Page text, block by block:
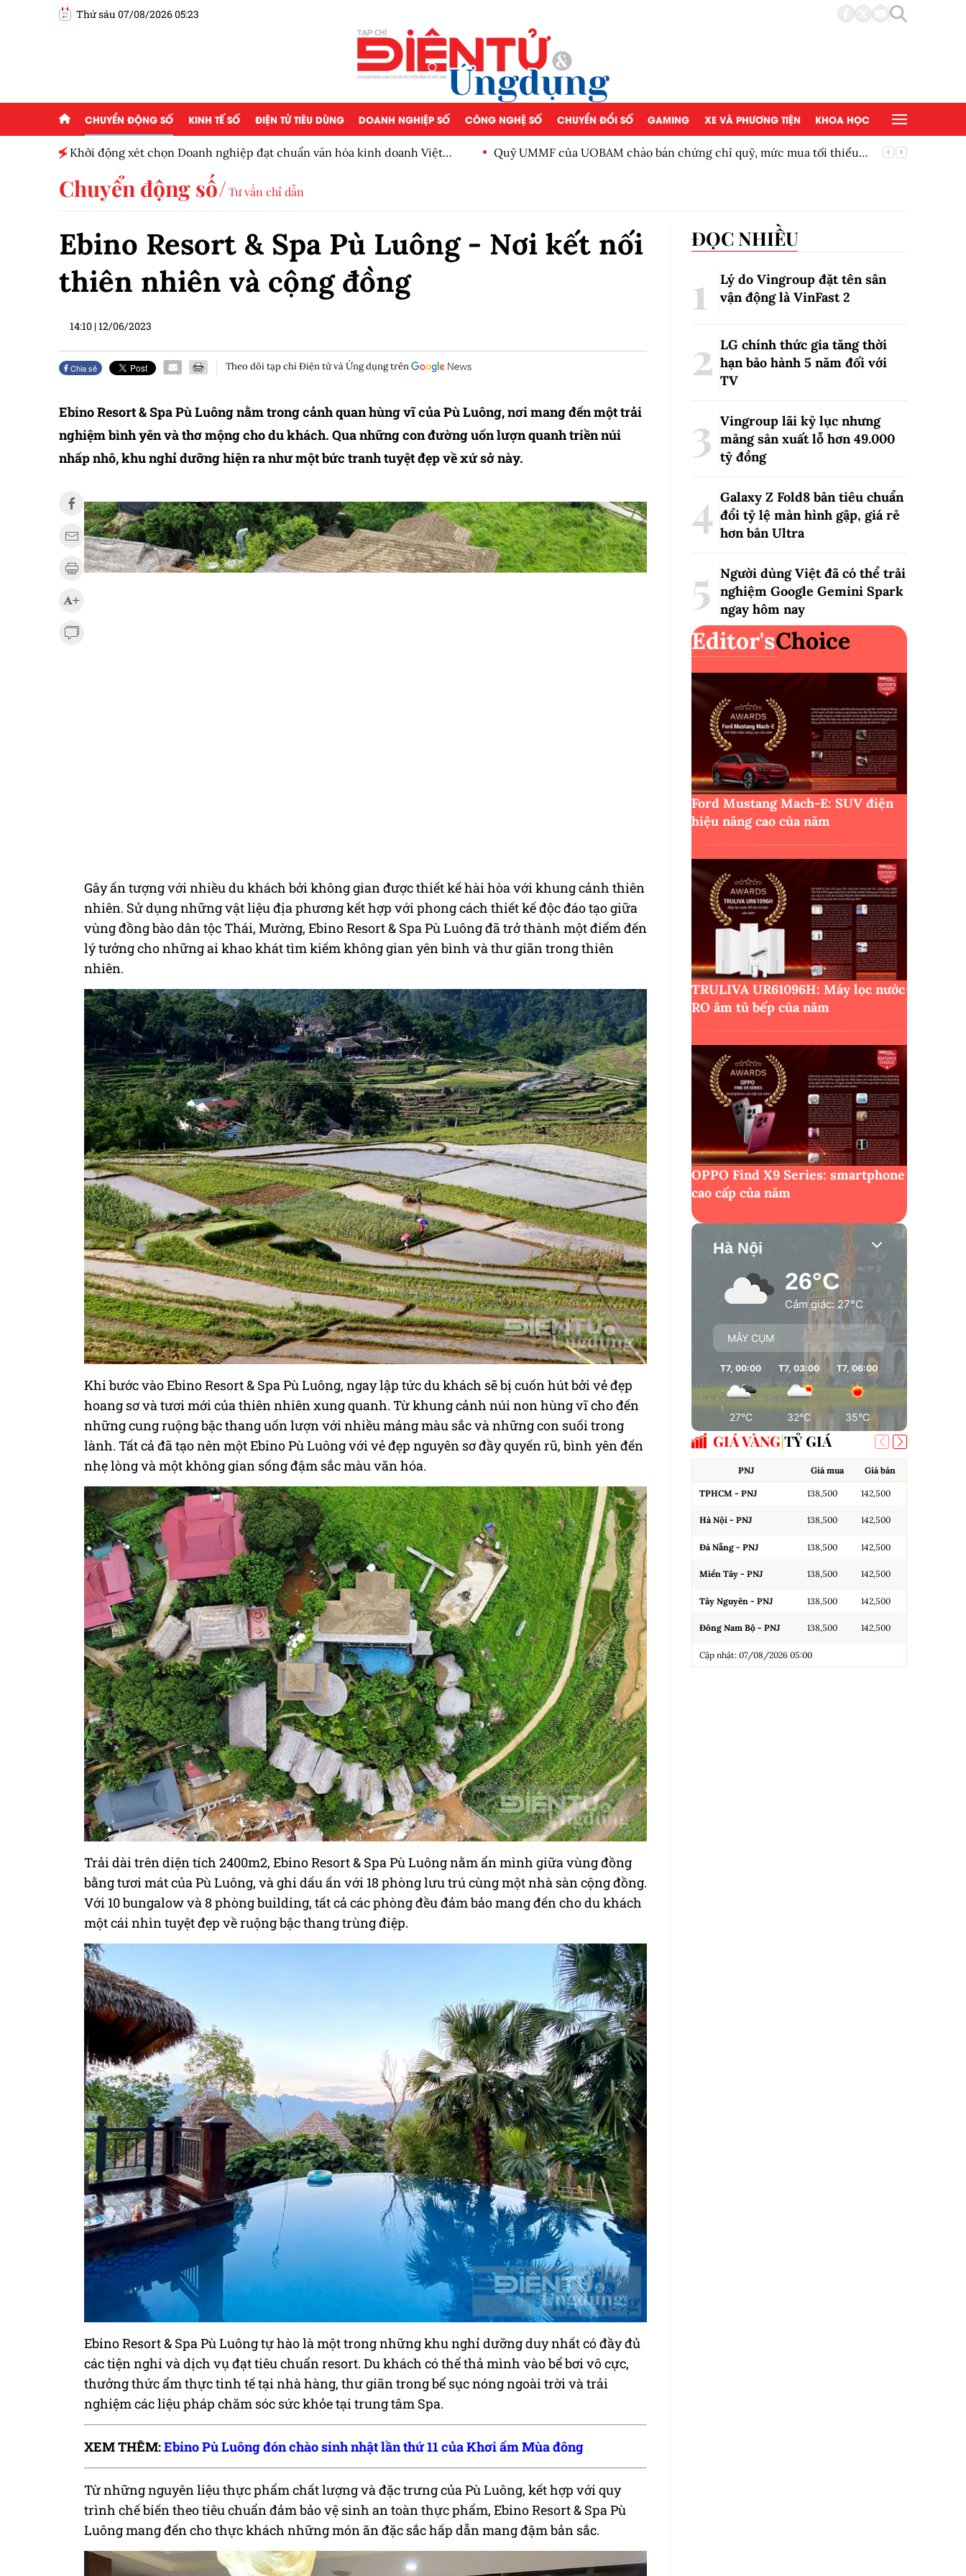
Thứ sáu 07/08/2026 05:23
CHUYỂN ĐỘNG SỐ KINH TẾ SỐ ĐIỆN TỬ TIÊU DÙNG DOANH NGHIỆP SỐ CÔNG NGHỆ SỐ CHUYỂN ĐỔI SỐ GAMING XE VÀ PHƯƠNG TIỆN KHOA HỌC
Doanh nghiệp đạt chuẩn văn hóa kinh doanh Việt
Quỹ UMMF của UOBAM chào bán chứng chỉ quỹ, mức mua tối thiểu
Siêu phẩm Black Myth: Wukong giảm
Chuyển động số Tư vấn chỉ dẫn
Ebino Resort & Spa Pù Luông - Nơi kết nối
thiên nhiên và cộng đồng
14:10 |12/06/2023
Chia sẻ Theo dõi tạp chí Điện tử và Ứng dụng trên
Ebino Resort & Spa Pù Luông nằm trong cảnh quan hùng vĩ của Pù Luông, nơi mang đến một trải
nghiệm bình yên và thơ mộng cho du khách. Qua những con đường uốn lượn quanh triền núi
nhấp nhô, khu nghỉ dưỡng hiện ra như một bức tranh tuyệt đẹp về xứ sở này.
Gây ấn tượng với nhiều du khách bởi không gian được thiết kế hài hòa với khung cảnh thiên
nhiên. Sử dụng những vật liệu địa phương kết hợp với phong cách thiết kế độc đáo tạo giữa
vùng đồng bào dân tộc Thái, Mường, Ebino Resort & Spa Pù Luông đã trở thành một điểm đến
lý tưởng cho những ai khao khát tìm kiếm không gian yên bình và thư giãn trong thiên
nhiên.
Khi bước vào Ebino Resort & Spa Pù Luông, ngay lập tức du khách sẽ bị cuốn hút bởi vẻ đẹp
hoang sơ và tươi mới của thiên nhiên xung quanh. Từ khung cảnh núi non hùng vĩ cho đến
những cung ruộng bậc thang uốn lượn với nhiều mảng màu sắc và những con suối trong
lành. Tất cả đã tạo nên một Ebino Pù Luông với vẻ đẹp nguyên sơ đầy quyến rũ, bình yên đến
nhẹ lòng và một không gian sống đậm sắc màu văn hóa.
Trải dài trên diện tích 2400m2, Ebino Resort & Spa Pù Luông nằm ẩn mình giữa vùng đồng
bằng tươi mát của Pù Luông, và ghi dấu ấn với 18 phòng lưu trú cùng một nhà sàn cộng đồng.
Với 10 bungalow và 8 phòng building, tất cả các phòng đều đảm bảo mang đến cho du khách
một cái nhìn tuyệt đẹp về ruộng bậc thang trùng điệp.
Ebino Resort & Spa Pù Luông tự hào là một trong những khu nghỉ dưỡng duy nhất có đầy đủ
các tiện nghi và dịch vụ đạt tiêu chuẩn resort. Du khách có thể thả mình vào bể bơi vô cực,
thưởng thức ẩm thực tinh tế tại nhà hàng, thư giãn trong bể sục nóng ngoài trời và trải
nghiệm các liệu pháp chăm sóc sức khỏe tại trung tâm Spa.
XEM THÊM:Ebino Pù Luông đón chào sinh nhật lần thứ 11 của Khơi ấm Mùa đông
Từ những nguyên liệu thực phẩm chất lượng và đặc trưng của Pù Luông, kết hợp với quy
trình chế biến theo tiêu chuẩn đảm bảo vệ sinh an toàn thực phẩm, Ebino Resort & Spa Pù
Luông mang đến cho thực khách những món ăn đặc sắc hấp dẫn mang đậm bản sắc.
ĐỌC NHIỀU
Lý do Vingroup đặt tên sân
vận động là VinFast2
LG chính thức gia tăng thời
hạn bảo hành 5 năm đối với
TV
Vingroup lãi kỷ lục nhưng
mảng sản xuất lỗ hơn 49.000
tỷ đồng
Galaxy Z Fold8 bản tiêu chuẩn
đổi tỷ lệ màn hình gập, giá rẻ
hơn bản Ultra
Người dùng Việt đã có thể trải
nghiệm Google Gemini Spark
ngay hôm nay
Editor'sChoice
Ford Mustang Mach-E: SUV điện
hiệu năng cao của năm
TRULIVA UR61096H: Máy lọc nước
RO âm tủ bếp của năm
OPPO Find X9 Series: smartphone
cao cấp của năm
Hà Nội
26°C
Cảm giác: 27°C
MÂY CỤM
T7, 00:00
27°C
T7, 03:00
32°C
T7, 06:00
35°C
GIÁ VÀNG TỶ GIÁ
PNJ Giá mua Giá bán
TPHCM - PNJ 138,500 142,500
Hà Nội - PNJ 138,500 142,500
Đà Nẵng - PNJ 138,500 142,500
Miền Tây - PNJ 138,500 142,500
Tây Nguyên - PNJ 138,500 142,500
Đông Nam Bộ - PNJ 138,500 142,500
Cập nhật: 07/08/2026 05:00